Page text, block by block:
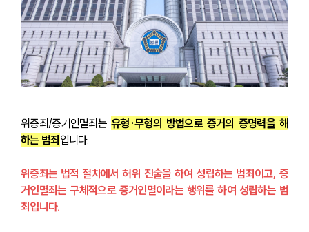
위증죄/증거인멸죄는 유형·무형의 방법으로 증거의 증명력을 해
하는 범죄입니다.
위증죄는 법적 절차에서 허위 진술을 하여 성립하는 범죄이고, 증
거인멸죄는 구체적으로 증거인멸이라는 행위를 하여 성립하는 범
죄입니다.